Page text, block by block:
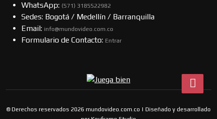
WhatsApp: (57​​1) 3185522982
Sedes: Bogotá / Medellín / Barranquilla
Email: info@mundovideo.com.co
Formulario de Contacto: Entrar
© Derechos reservados 2026 mundovideo.com.co | Diseñado y desarrollado